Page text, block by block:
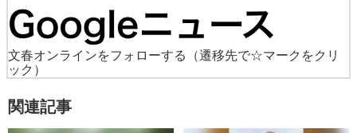
文春オンラインをフォローする
（遷移先で☆マークをクリ
ック）
関連記事